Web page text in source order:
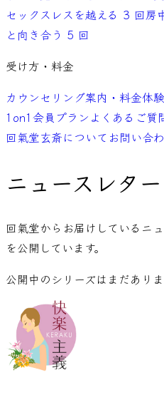
セックスレスを越える 3 回房
と向き合う 5 回
受け方・料金
カウンセリング案内・料金体
1on1 会員プラン よくあるご質
回氣堂玄斎について お問い合
ニュースレタ
回氣堂からお届けしているニ
を公開しています。
公開中のシリーズはまだありま